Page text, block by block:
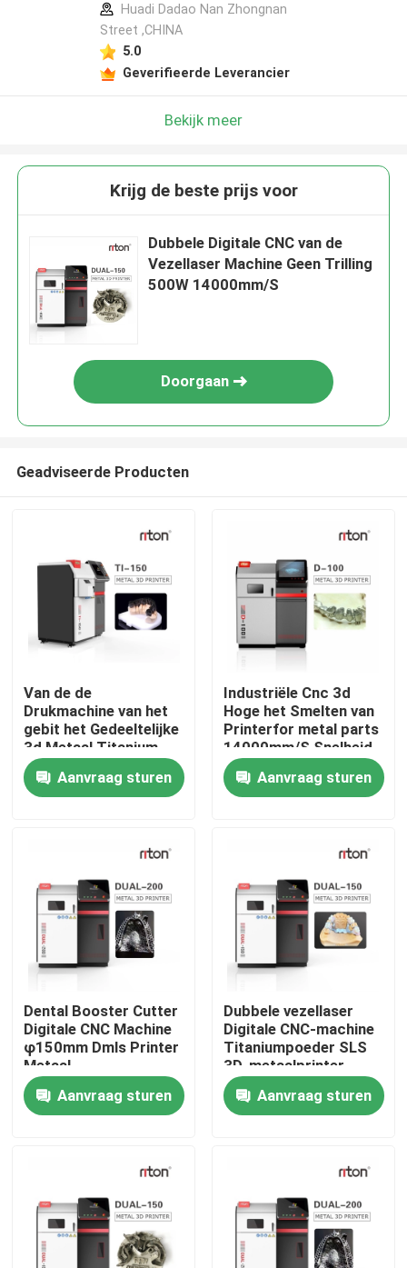
Producten
Over ons
Huadi Dadao Nan Zhongnan
Street ,CHINA
5.0
Geverifieerde Leverancier
Bekijk meer
Krijg de beste prijs voor
Dubbele Digitale CNC van de
Vezellaser Machine Geen Trilling
500W 14000mm/S
Doorgaan
Geadviseerde Producten
Van de de
Drukmachine van het
gebit het Gedeeltelijke
3d Metaal Titanium
Cnc die 3d Printer
150mm machinaal
bewerken Gebied
Aanvraag sturen
Industriële Cnc 3d
Hoge het Smelten van
Printerfor metal parts
14000mm/S Snelheid
Aanvraag sturen
Dental Booster Cutter
Digitale CNC Machine
φ150mm Dmls Printer
Metaal
Aanvraag sturen
Dubbele vezellaser
Digitale CNC-machine
Titaniumpoeder SLS
3D-metaalprinter
Aanvraag sturen